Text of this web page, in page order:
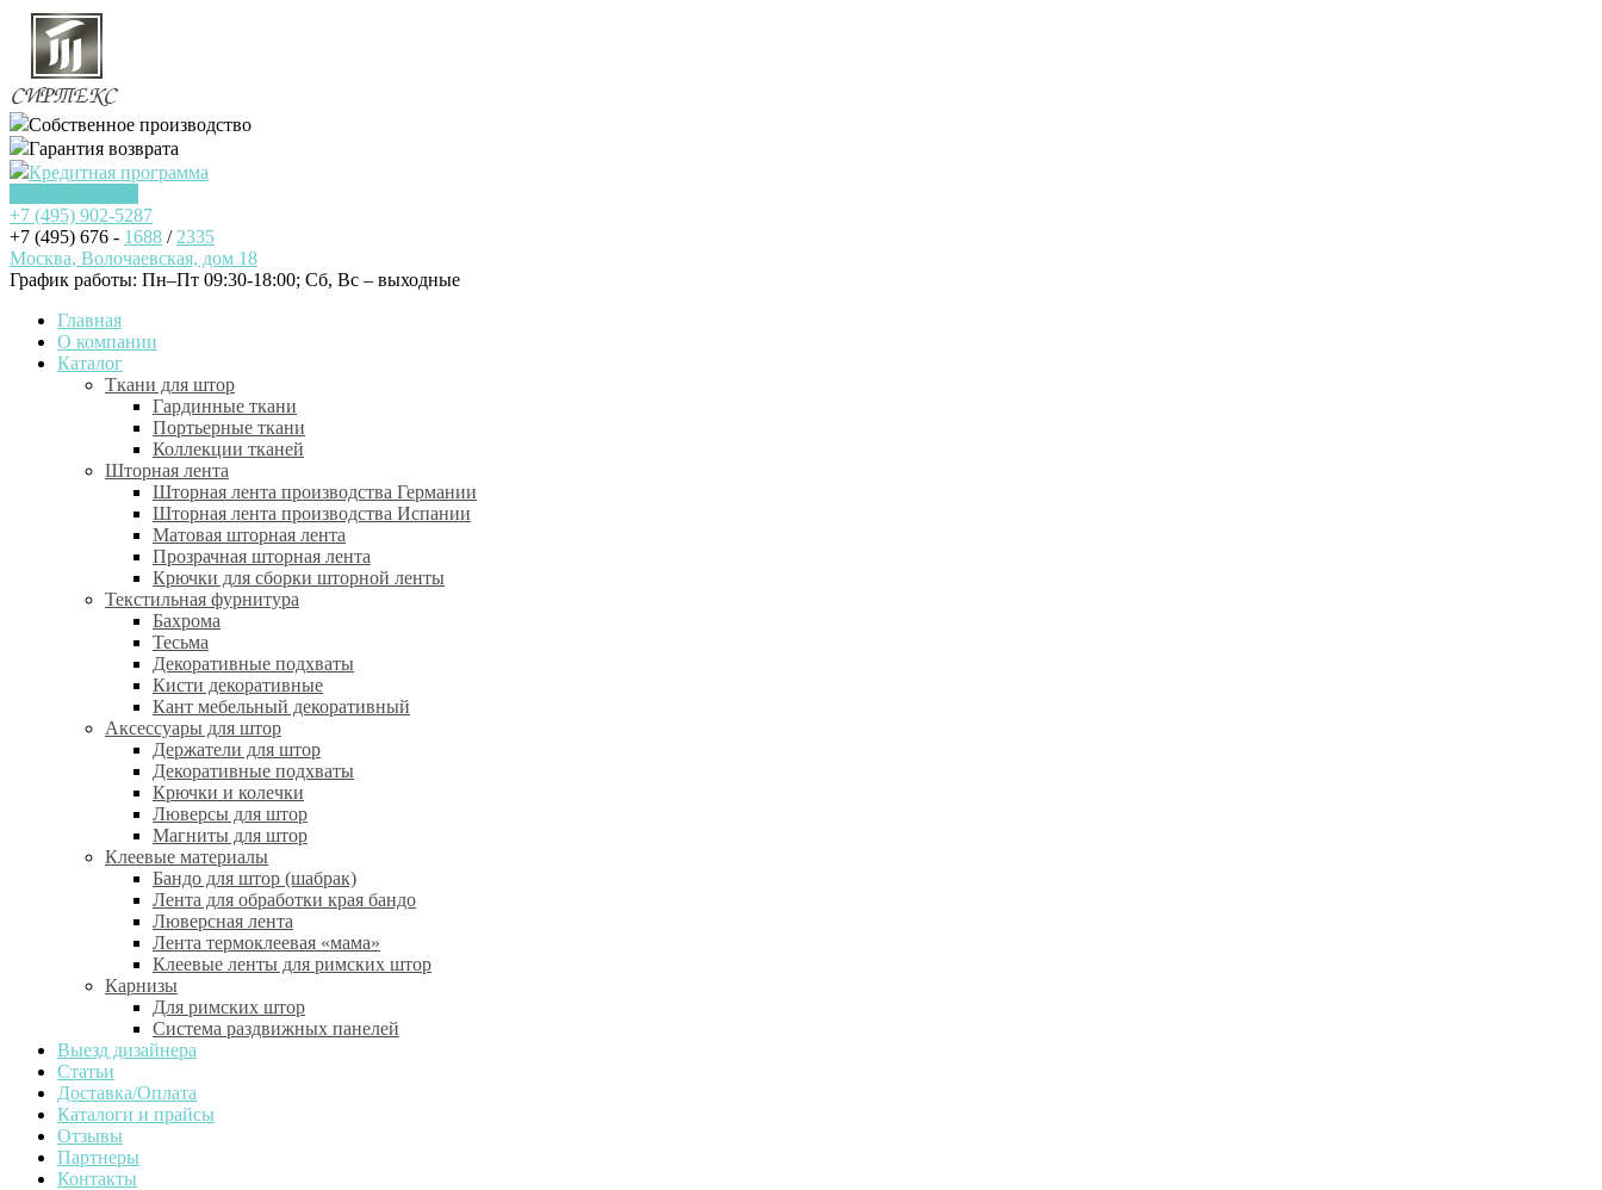
Собственное производство
Гарантия возврата
Кредитная программа
+7 (495) 902-5287
+7 (495) 676 - 1688 / 2335
Москва, Волочаевская, дом 18
График работы: Пн–Пт 09:30-18:00; Cб, Вс – выходные
Главная
О компании
Каталог
Ткани для штор
Гардинные ткани
Портьерные ткани
Коллекции тканей
Шторная лента
Шторная лента производства Германии
Шторная лента производства Испании
Матовая шторная лента
Прозрачная шторная лента
Крючки для сборки шторной ленты
Текстильная фурнитура
Бахрома
Тесьма
Декоративные подхваты
Кисти декоративные
Кант мебельный декоративный
Аксессуары для штор
Держатели для штор
Декоративные подхваты
Крючки и колечки
Люверсы для штор
Магниты для штор
Клеевые материалы
Бандо для штор (шабрак)
Лента для обработки края бандо
Люверсная лента
Лента термоклеевая «мама»
Клеевые ленты для римских штор
Карнизы
Для римских штор
Система раздвижных панелей
Выезд дизайнера
Статьи
Доставка/Оплата
Каталоги и прайсы
Отзывы
Партнеры
Контакты